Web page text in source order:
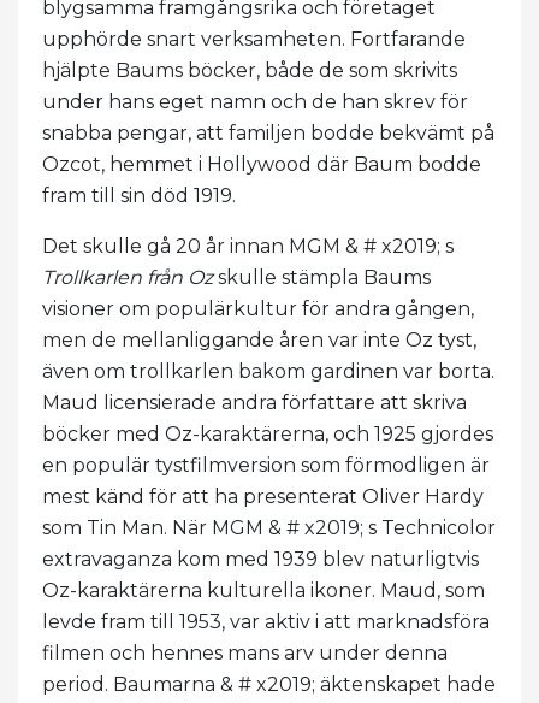
blygsamma framgångsrika och företaget
upphörde snart verksamheten. Fortfarande
hjälpte Baums böcker, både de som skrivits
under hans eget namn och de han skrev för
snabba pengar, att familjen bodde bekvämt på
Ozcot, hemmet i Hollywood där Baum bodde
fram till sin död 1919.
Det skulle gå 20 år innan MGM & # x2019; s
Trollkarlen från Ozskulle stämpla Baums
visioner om populärkultur för andra gången,
men de mellanliggande åren var inte Oz tyst,
även om trollkarlen bakom gardinen var borta.
Maud licensierade andra författare att skriva
böcker med Oz-karaktärerna, och 1925 gjordes
en populär tystfilmversion som förmodligen är
mest känd för att ha presenterat Oliver Hardy
som Tin Man. När MGM & # x2019; s Technicolor
extravaganza kom med 1939 blev naturligtvis
Oz-karaktärerna kulturella ikoner. Maud, som
levde fram till 1953, var aktiv i att marknadsföra
filmen och hennes mans arv under denna
period. Baumarna & # x2019; äktenskapet hade